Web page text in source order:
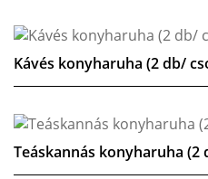
Kávés konyharuha (2 db/
Teáskannás konyharuha (2